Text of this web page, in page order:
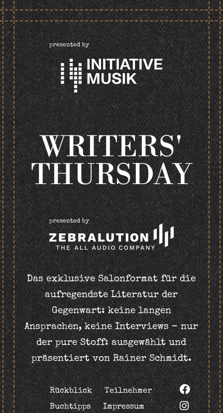
presented by
WRITERS'
THURSDAY
presented by
Das exklusive Salonformat für die
aufregendste Literatur der
Gegenwart: keine langen
Ansprachen, keine Interviews – nur
der pure Stoff: ausgewählt und
präsentiert von Rainer Schmidt.
Rückblick
Teilnehmer
Buchtipps
Impressum